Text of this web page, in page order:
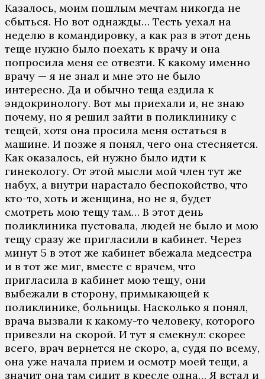
Казалось, моим пошлым мечтам никогда не
сбыться. Но вот однажды… Тесть уехал на
неделю в командировку, а как раз в этот день
теще нужно было поехать к врачу и она
попросила меня ее отвезти. К какому именно
врачу — я не знал и мне это не было
интересно. Да и обычно теща ездила к
эндокринологу. Вот мы приехали и, не знаю
почему, но я решил зайти в поликлинику с
тещей, хотя она просила меня остаться в
машине. И позже я понял, чего она стесняется.
Как оказалось, ей нужно было идти к
гинекологу. От этой мысли мой член тут же
набух, а внутри нарастало беспокойство, что
кто-то, хоть и женщина, но не я, будет
смотреть мою тещу там… В этот день
поликлиника пустовала, людей не было и мою
тещу сразу же пригласили в кабинет. Через
минут 5 в этот же кабинет вбежала медсестра
и в тот же миг, вместе с врачем, что
пригласила в кабинет мою тещу, они
выбежали в сторону, примыкающей к
поликлинике, больницы. Насколько я понял,
врача вызвали к какому-то человеку, которого
привезли на скорой. И тут я смекнул: скорее
всего, врач вернется не скоро, а, судя по всему,
она уже начала прием и осмотр моей тещи, а
значит она там сидит в кресле одна… Я встал и